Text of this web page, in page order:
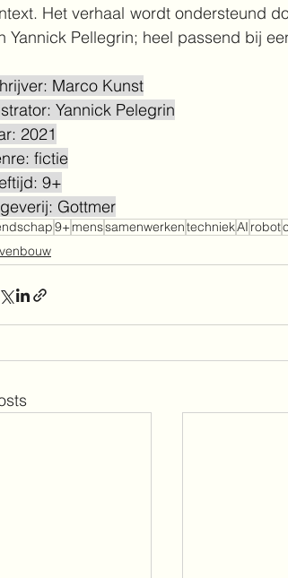
Het verhaal wordt ondersteund
Yannick Pellegrin; heel passend bij
Marco Kunst
Yannick Pelegrin
2021
fictie
9+
Gottmer
9+menssamenwerkentechniekAI robot